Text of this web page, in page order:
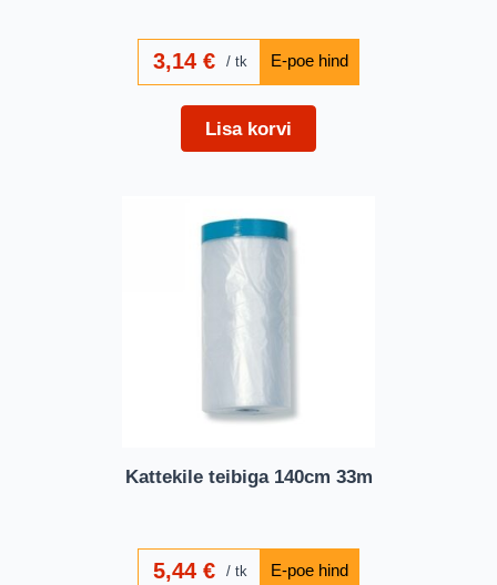
3,14€ tk
Lisa korvi
Kattekile teibiga 140cm 33m
5,44€ tk